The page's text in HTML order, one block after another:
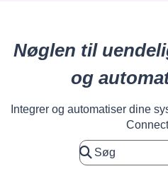
Nøglen til
og
Integrer og automatiser dine